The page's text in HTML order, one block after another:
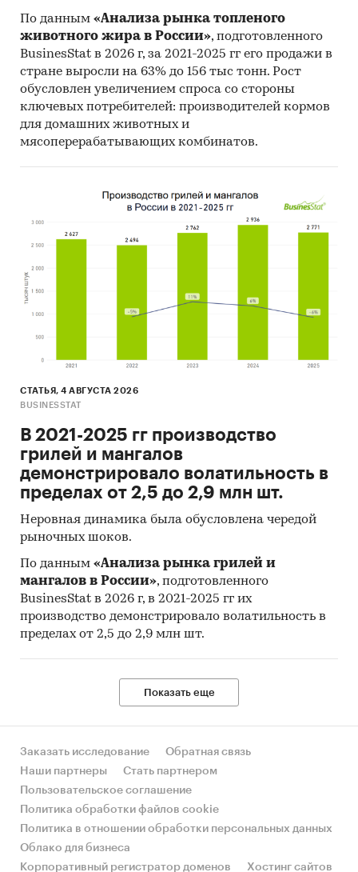
По данным «Анализа рынка топленого
животного жира в России», подготовленного
BusinesStat в 2026 г, за 2021-2025 гг его продажи в
стране выросли на 63% до 156 тыс тонн. Рост
обусловлен увеличением спроса со стороны
ключевых потребителей: производителей кормов
для домашних животных и
мясоперерабатывающих комбинатов.
СТАТЬЯ, 4 АВГУСТА 2026
BUSINESSTAT
В 2021-2025 гг производство
грилей и мангалов
демонстрировало волатильность в
пределах от 2,5 до 2,9 млн шт.
Неровная динамика была обусловлена чередой
рыночных шоков.
По данным «Анализа рынка грилей и
мангалов в России», подготовленного
BusinesStat в 2026 г, в 2021-2025 гг их
производство демонстрировало волатильность в
пределах от 2,5 до 2,9 млн шт.
Показать еще
Заказать исследование
Обратная связь
Наши партнеры
Стать партнером
Пользовательское соглашение
Политика обработки файлов cookie
Политика в отношении обработки персональных данных
Облако для бизнеса
Корпоративный регистратор доменов
Хостинг сайтов